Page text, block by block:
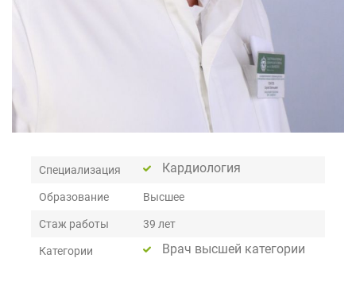
Специализация Кардиология
Образование Высшее
Стаж работы 39 лет
Категории Врач высшей категории